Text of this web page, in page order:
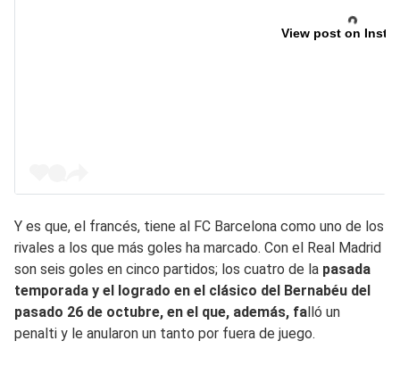
View post on
Y es que, el francés, tiene al FC Barcelona como uno de los
rivales a los que más goles ha marcado. Con el Real Madrid
son seis goles en cinco partidos; los cuatro de la pasada
temporada y el logrado en el clásico del Bernabéu del
pasado 26 de octubre, en el que, además, falló un
penalti y le anularon un tanto por fuera de juego.